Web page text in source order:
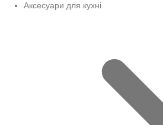
Аксесуари для кухні